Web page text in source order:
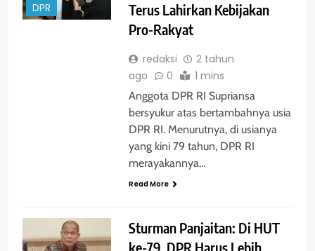
DPR
Terus Lahirkan Kebijakan
Pro-Rakyat
redaksi
2 tahun
ago
0 1 mins
Anggota DPR RI Supriansa
bersyukur atas bertambahnya usia
DPR RI. Menurutnya, di usianya
yang kini 79 tahun, DPR RI
merayakannya…
Read More
Sturman Panjaitan: Di HUT
ke-79, DPR Harus Lebih